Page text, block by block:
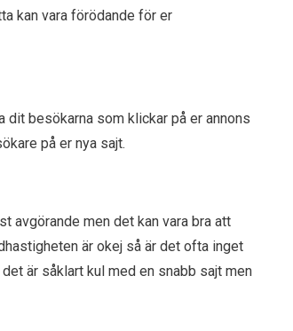
kan vara förödande för er
dit besökarna som klickar på er annons
på er nya sajt.
avgörande men det kan vara bra att
är okej så är det ofta inget
är såklart kul med en snabb sajt men